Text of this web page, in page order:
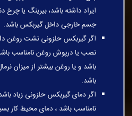
ایراد داشته باشد، بیرینگ یا چرخ
جسم خارجی داخل گیربکس باشد.
اگر گیربکس حلزونی نشت روغن
نصب یا درپوش روغن نامناسب
باشد و یا روغن بیشتر از میزان
باشد.
اگر دمای گیربکس حلزونی زیاد
نامناسب باشد ، دمای محیط کار